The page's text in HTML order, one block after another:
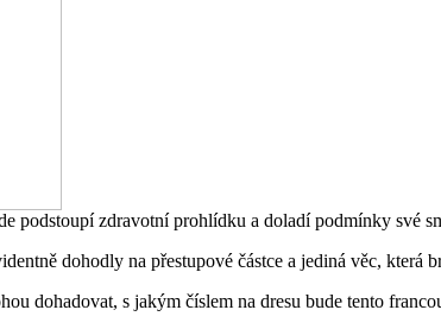
podstoupí zdravotní prohlídku a doladí podmínky své
dohodly na přestupové částce a jediná věc, která
dohadovat, s jakým číslem na dresu bude tento